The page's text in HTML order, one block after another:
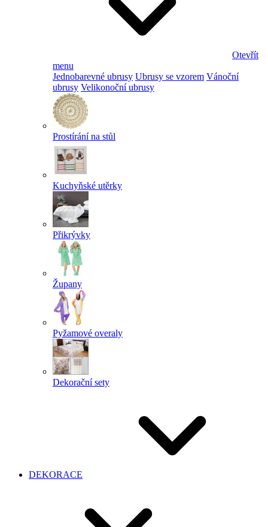
Otevřít
menu
Jednobarevné ubrusy Ubrusy se vzorem Vánoční
ubrusy Velikonoční ubrusy
Prostírání na stůl
Kuchyňské utěrky
Přikrývky
Župany
Pyžamové overaly
Dekorační sety
DEKORACE